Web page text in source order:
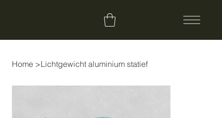
Home >Lichtgewicht aluminium statief